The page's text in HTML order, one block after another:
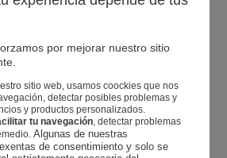
por mejorar nuestro sitio
sitio web, usamos coockies que nos
detectar posibles problemas y
y productos personalizados.
tu navegación, detectar problemas
Algunas de nuestras
de consentimiento y solo se